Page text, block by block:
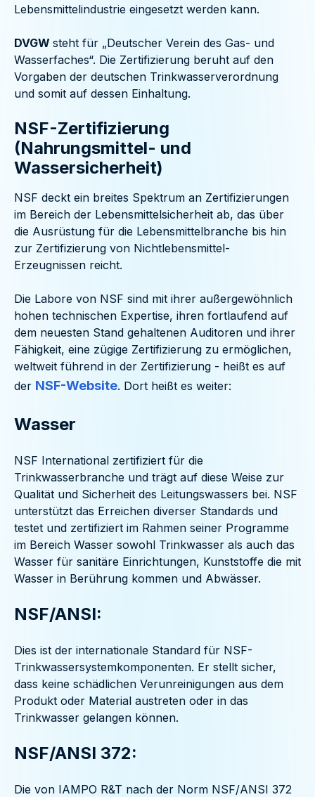
Lebensmittelindustrie eingesetzt werden kann.
DVGW steht für „Deutscher Verein des Gas- und
Wasserfaches“. Die Zertifizierung beruht auf den
Vorgaben der deutschen Trinkwasserverordnung
und somit auf dessen Einhaltung.
NSF-Zertifizierung
(Nahrungsmittel- und
Wassersicherheit)
NSF deckt ein breites Spektrum an Zertifizierungen
im Bereich der Lebensmittelsicherheit ab, das über
die Ausrüstung für die Lebensmittelbranche bis hin
zur Zertifizierung von Nichtlebensmittel-
Erzeugnissen reicht.
Die Labore von NSF sind mit ihrer außergewöhnlich
hohen technischen Expertise, ihren fortlaufend auf
dem neuesten Stand gehaltenen Auditoren und ihrer
Fähigkeit, eine zügige Zertifizierung zu ermöglichen,
weltweit führend in der Zertifizierung - heißt es auf
der NSF-Website. Dort heißt es weiter:
Wasser
NSF International zertifiziert für die
Trinkwasserbranche und trägt auf diese Weise zur
Qualität und Sicherheit des Leitungswassers bei. NSF
unterstützt das Erreichen diverser Standards und
testet und zertifiziert im Rahmen seiner Programme
im Bereich Wasser sowohl Trinkwasser als auch das
Wasser für sanitäre Einrichtungen, Kunststoffe die mit
Wasser in Berührung kommen und Abwässer.
NSF/ANSI:
Dies ist der internationale Standard für NSF-
Trinkwassersystemkomponenten. Er stellt sicher,
dass keine schädlichen Verunreinigungen aus dem
Produkt oder Material austreten oder in das
Trinkwasser gelangen können.
NSF/ANSI 372:
Die von IAMPO R&T nach der Norm NSF/ANSI 372